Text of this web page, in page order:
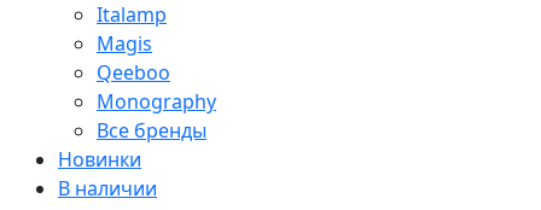
Italamp
Magis
Qeeboo
Monography
Все бренды
Новинки
В наличии